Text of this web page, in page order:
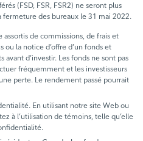
(FSD, FSR, FSR2) ne seront plus
fermeture des bureaux le 31 mai 2022.
de commissions, de frais et
la notice d’offre d’un fonds et
d’investir. Les fonds ne sont pas
fréquemment et les investisseurs
perte. Le rendement passé pourrait
En utilisant notre site Web ou
à l’utilisation de témoins, telle qu’elle